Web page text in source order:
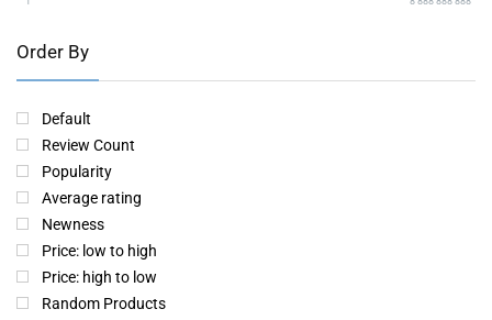
Order By
Default
Review Count
Popularity
Average rating
Newness
Price: low to high
Price: high to low
Random Products